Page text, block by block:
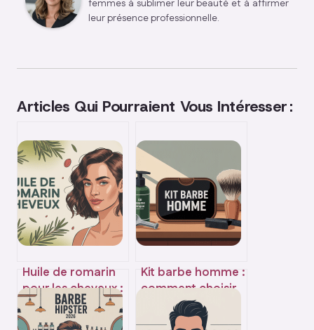
femmes à sublimer leur beauté et à affirmer
leur présence professionnelle.
Articles Qui Pourraient Vous Intéresser :
Huile de romarin
pour les cheveux :
avis, résultats et
usages concrets
Kit barbe homme :
comment choisir
le meilleur coffret
pour votre barbe